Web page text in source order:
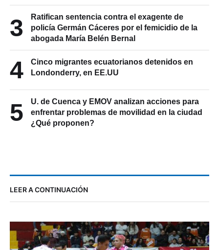
3
Ratifican sentencia contra el exagente de
policía Germán Cáceres por el femicidio de la
abogada María Belén Bernal
4
Cinco migrantes ecuatorianos detenidos en
Londonderry, en EE.UU
5
U. de Cuenca y EMOV analizan acciones para
enfrentar problemas de movilidad en la ciudad
¿Qué proponen?
LEER A CONTINUACIÓN